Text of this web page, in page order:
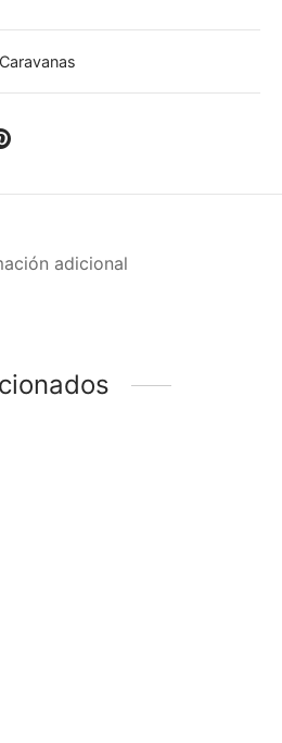
Caravanas
adicional